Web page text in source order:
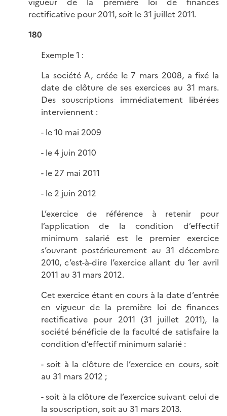
rectificative pour 2011, soit le 31 juillet 2011.
180
Exemple 1 :
La société A, créée le 7 mars 2008, a fixé la
date de clôture de ses exercices au 31 mars.
Des souscriptions immédiatement libérées
interviennent :
- le 10 mai 2009
- le 4 juin 2010
- le 27 mai 2011
- le 2 juin 2012
L’exercice de référence à retenir pour
l’application de la condition d’effectif
minimum salarié est le premier exercice
s’ouvrant postérieurement au 31 décembre
2010, c’est-à-dire l’exercice allant du 1er avril
2011 au 31 mars 2012.
Cet exercice étant en cours à la date d’entrée
en vigueur de la première loi de finances
rectificative pour 2011 (31 juillet 2011), la
société bénéficie de la faculté de satisfaire la
condition d’effectif minimum salarié :
- soit à la clôture de l’exercice en cours, soit
au 31 mars 2012 ;
- soit à la clôture de l’exercice suivant celui de
la souscription, soit au 31 mars 2013.